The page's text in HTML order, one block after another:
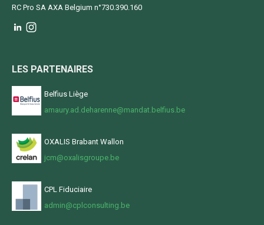
RC Pro SA AXA Belgium n°730.390.160
LES PARTENAIRES
Belfius Liège
amaury.ad.deharenne@mandat.belfius.be
OXALIS Brabant Wallon
jcm@oxalisgroupe.be
CPL Fiduciaire
admin@cplconsulting.be